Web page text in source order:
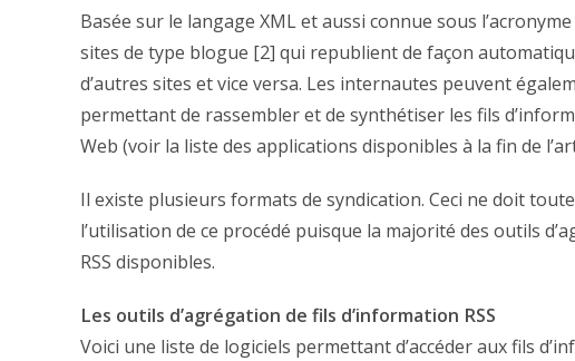
Basée sur le langage XML et aussi connue sous
sites de type blogue [2] qui republient de façon
d’autres sites et vice versa. Les internautes peuvent
permettant de rassembler et de synthétiser les fils
Web (voir la liste des applications disponibles à la fin de
Il existe plusieurs formats de syndication. Ceci ne doit
l’utilisation de ce procédé puisque la majorité des outils
RSS disponibles.
Les outils d’agrégation de fils d’information RSS
Voici une liste de logiciels permettant d’accéder aux fils